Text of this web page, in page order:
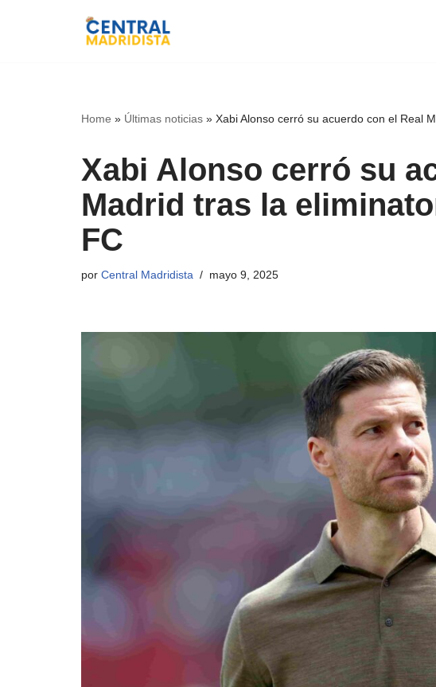
Home » Últimas noticias » Xabi Alonso cerró su acuerdo con el Real
Xabi Alonso cerró su
Madrid tras la
FC
por Central Madridista mayo 9, 2025